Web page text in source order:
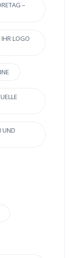
–
LOGO
UND